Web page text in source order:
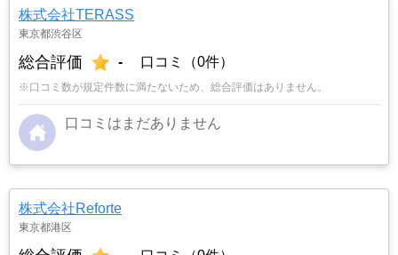
株式会社TERASS
東京都渋谷区
総合評価 - 口コミ（0件）
※口コミ数が規定件数に満たないため、総合評価はありません。
口コミはまだありません
株式会社Reforte
東京都港区